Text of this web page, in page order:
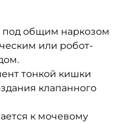
общим наркозом
или робот-
тонкой кишки
клапанного
к мочевому